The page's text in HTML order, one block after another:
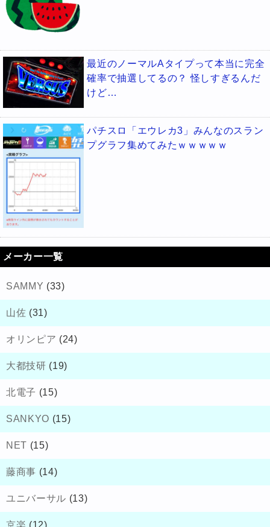
最近のノーマルAタイプって本当に完全
確率で抽選してるの？ 怪しすぎるんだ
けど…
パチスロ「エウレカ3」みんなのスラン
プグラフ集めてみたｗｗｗｗｗ
メーカー一覧
SAMMY (33)
山佐 (31)
オリンピア (24)
大都技研 (19)
北電子 (15)
SANKYO (15)
NET (15)
藤商事 (14)
ユニバーサル (13)